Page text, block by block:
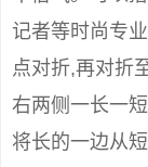
记者等时尚专
点对折,再对折
右两侧一长一
将长的一边从